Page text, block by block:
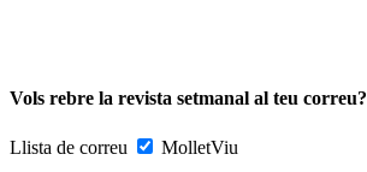
Vols rebre la revista setmanal al teu correu?
Llista de correu MolletViu